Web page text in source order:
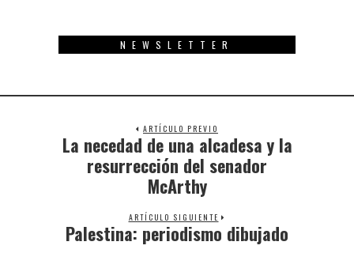
NEWSLETTER
ARTÍCULO PREVIO
Previous
post:
La necedad de una alcadesa y la
resurrección del senador
McArthy
ARTÍCULO SIGUIENTE
Next
Palestina: periodismo dibujado